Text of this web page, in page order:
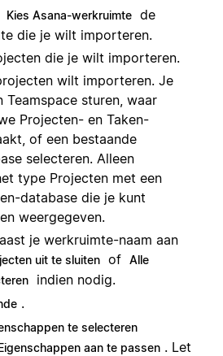
Kies Asana-werkruimte de
die je wilt importeren.
die je wilt importeren.
wilt importeren. Je
Teamspace sturen, waar
Projecten- en Taken-
of een bestaande
selecteren. Alleen
type Projecten met een
database die je kunt
weergegeven.
je werkruimte-naam aan
uit te sluiten of Alle
indien nodig.
.
te selecteren
aan te passen . Let